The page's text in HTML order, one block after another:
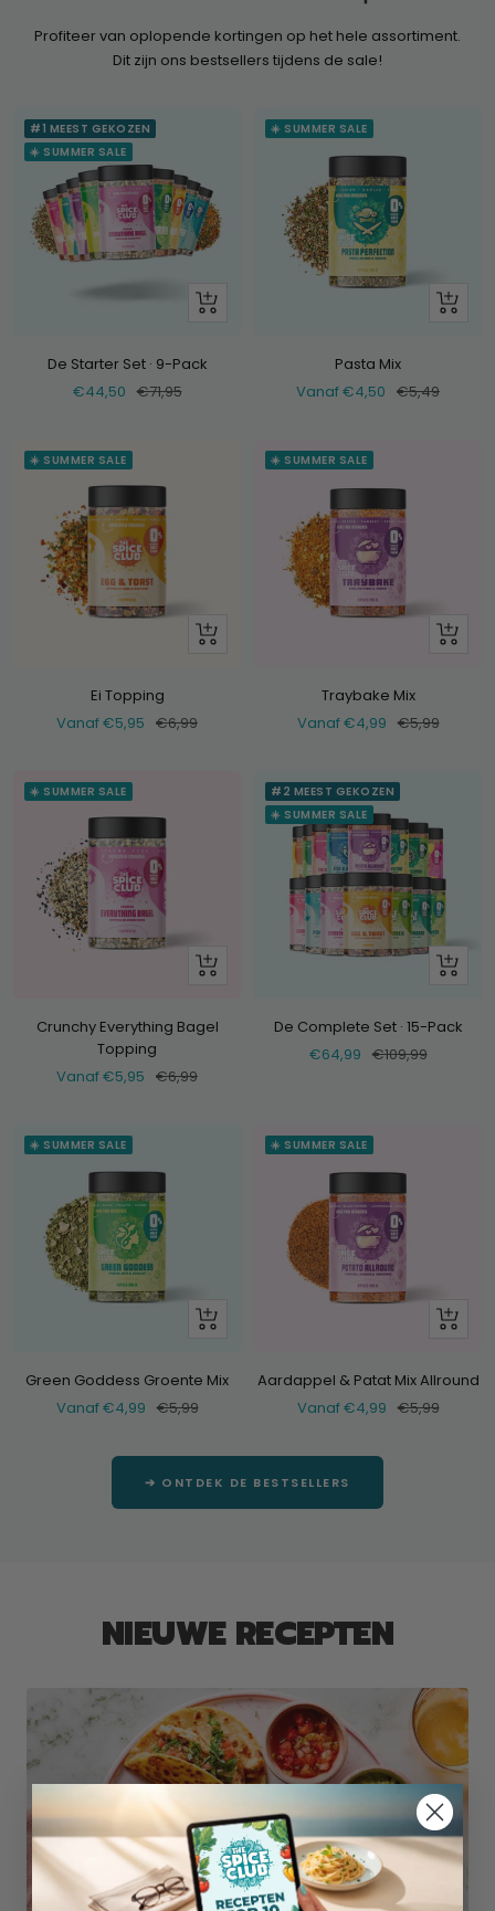
Profiteer van oplopende kortingen op het hele assortiment.
Dit zijn ons bestsellers tijdens de sale!
#1 MEEST GEKOZEN
☀️ SUMMER SALE
+
De Starter Set · 9-Pack
Verkoopprijs
€44,50 Normale
€71,95
☀️ SUMMER SALE
Bekijk
Pasta Mix
Verkoopprijs
Vanaf €4,50 Normale
€5,49
☀️ SUMMER SALE
Bekijk
Ei Topping
Verkoopprijs
Vanaf €5,95 Normale
€6,99
☀️ SUMMER SALE
Bekijk
Traybake Mix
Verkoopprijs
Vanaf €4,99 Normale
€5,99
☀️ SUMMER SALE
Bekijk
Crunchy Everything Bagel
Topping
Verkoopprijs
Vanaf €5,95 Normale
€6,99
#2 MEEST GEKOZEN
☀️ SUMMER SALE
+
De Complete Set · 15-Pack
Verkoopprijs
€64,99 Normale
€109,99
☀️ SUMMER SALE
Bekijk
Green Goddess Groente Mix
Verkoopprijs
Vanaf €4,99 Normale
€5,99
☀️ SUMMER SALE
Bekijk
Aardappel & Patat Mix Allround
Verkoopprijs
Vanaf €4,99 Normale
€5,99
➔ ONTDEK DE BESTSELLERS
NIEUWE RECEPTEN